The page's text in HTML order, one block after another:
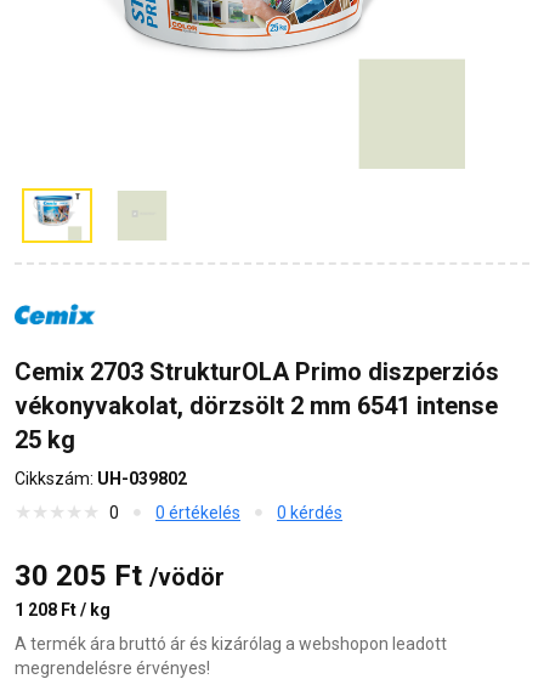
Cemix 2703 StrukturOLA Primo diszperziós
vékonyvakolat, dörzsölt 2 mm 6541 intense
25 kg
Cikkszám: UH-039802
0
0 értékelés 0 kérdés
30 205 Ft /vödör
1 208 Ft / kg
A termék ára bruttó ár és kizárólag a webshopon leadott
megrendelésre érvényes!